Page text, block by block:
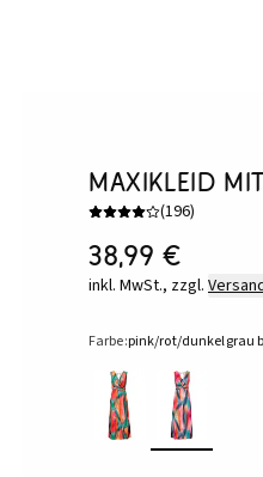
Maxikleid
(196)
38,99 €
inkl. MwSt., zzgl.
Farbe:pink/rot/dunkelgrau